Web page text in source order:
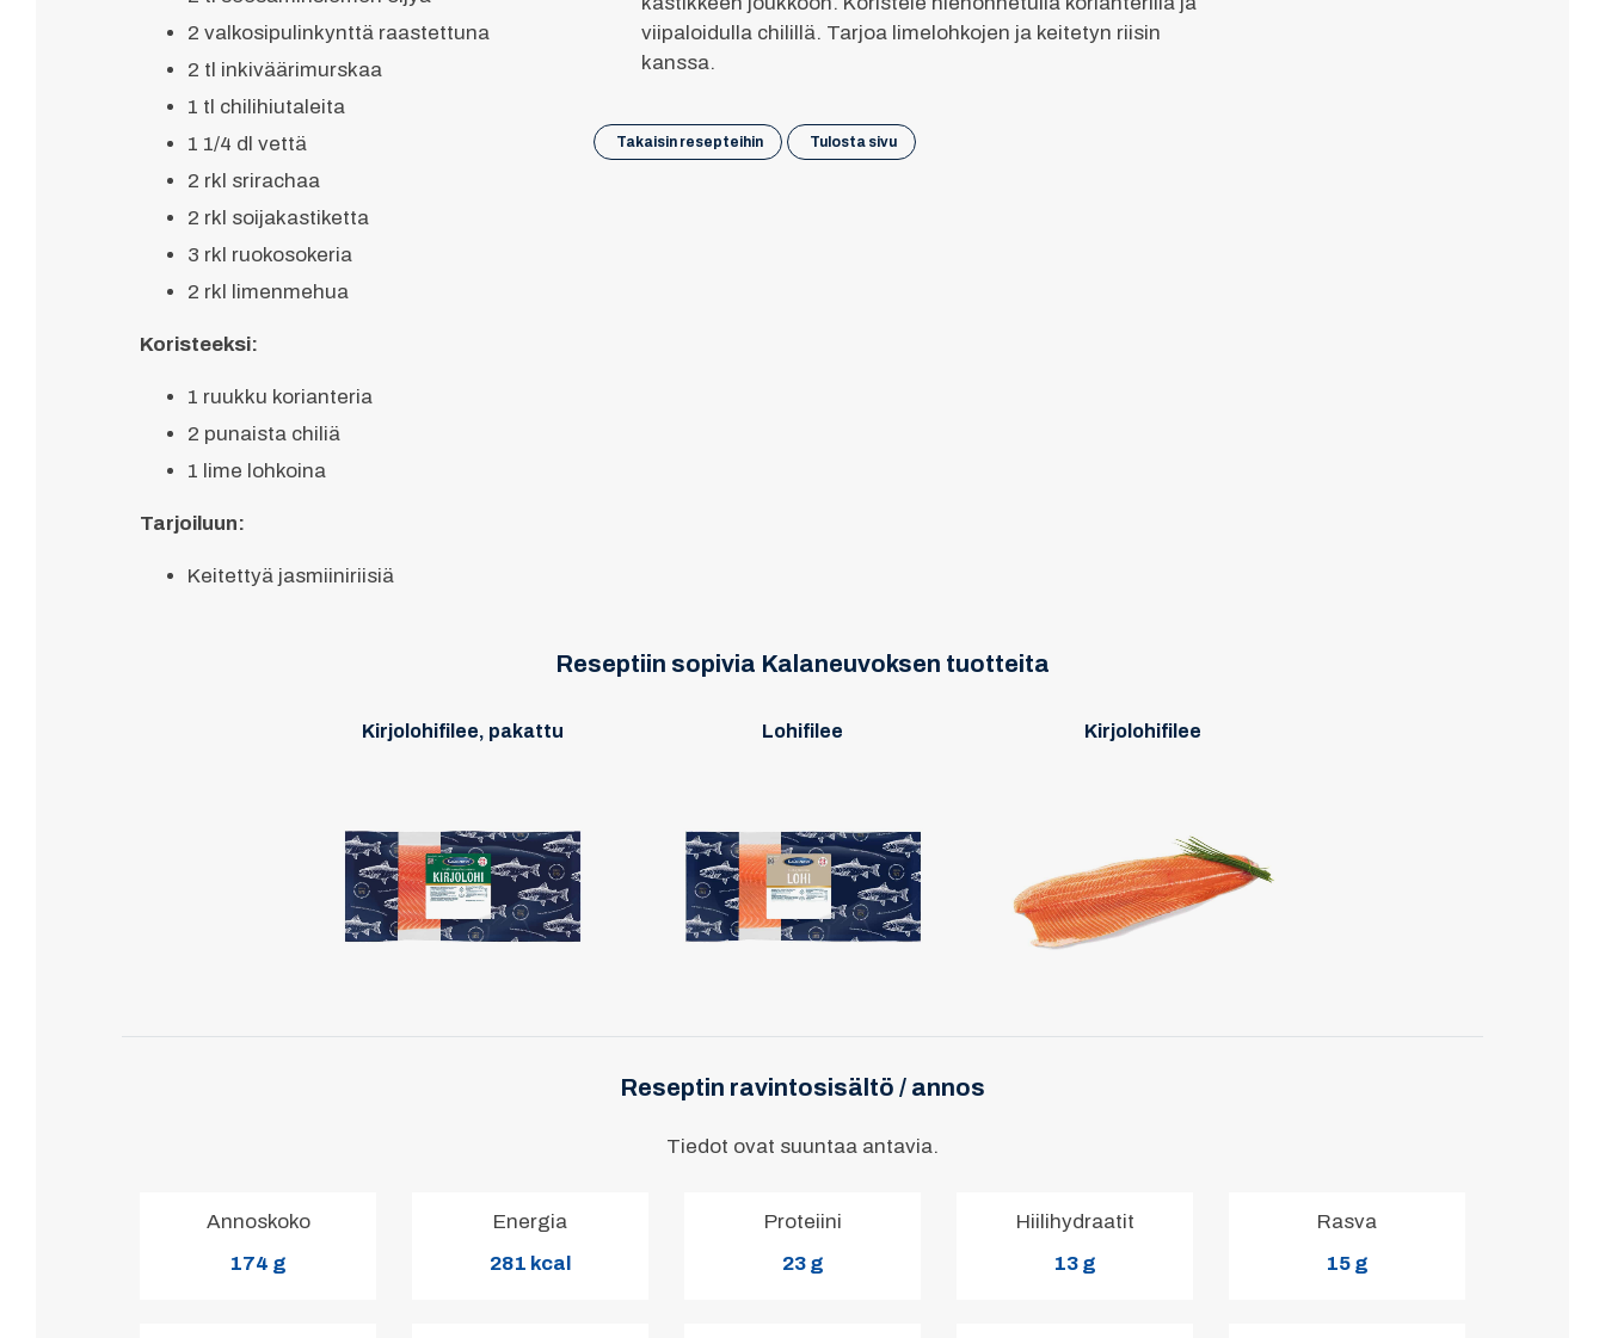
2 valkosipulinkynttä raastettuna
2 tl inkiväärimurskaa
1 tl chilihiutaleita
1 1/4 dl vettä
2 rkl srirachaa
2 rkl soijakastiketta
3 rkl ruokosokeria
2 rkl limenmehua
Koristeeksi:
1 ruukku korianteria
2 punaista chiliä
1 lime lohkoina
Tarjoiluun:
Keitettyä jasmiiniriisiä
viipaloidulla chilillä. Tarjoa limelohkojen ja keitetyn riisin
kanssa.
Takaisin resepteihin Tulosta sivu
Reseptiin sopivia Kalaneuvoksen tuotteita
Kirjolohifilee, pakattu Lohifilee Kirjolohifilee
Reseptin ravintosisältö / annos
Tiedot ovat suuntaa antavia.
Annoskoko
174 g
Energia
281 kcal
Proteiini
23 g
Hiilihydraatit
13 g
Rasva
15 g